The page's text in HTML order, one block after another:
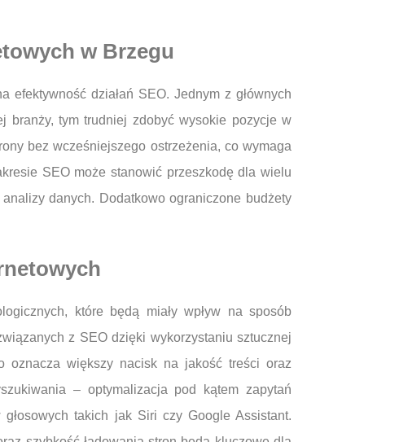
w Brzegu
działań SEO. Jednym z głównych
branży, tym trudniej zdobyć wysokie pozycje w
bez wcześniejszego ostrzeżenia, co wymaga
SEO może stanowić przeszkodę dla wielu
danych. Dodatkowo ograniczone budżety
które będą miały wpływ na sposób
z SEO dzięki wykorzystaniu sztucznej
oznacza większy nacisk na jakość treści oraz
– optymalizacja pod kątem zapytań
takich jak Siri czy Google Assistant.